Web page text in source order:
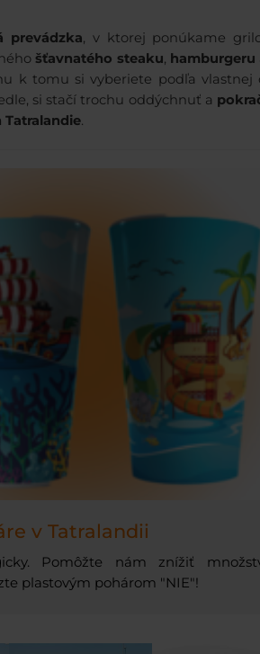
prevádzka, v ktorej ponúkame
šťavnatého steaku, hamburgeru
k tomu si vyberiete podľa vlastnej
si stačí trochu oddýchnuť a
Tatralandie.
v Tatralandii
Pomôžte nám znížiť
plastovým pohárom "NIE"!